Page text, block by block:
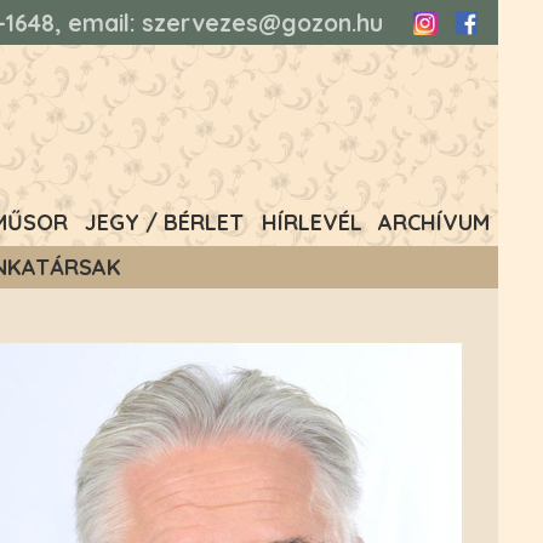
email: szervezes@gozon.hu InstagramFacebook
JEGY / BÉRLET HÍRLEVÉL ARCHÍVUM